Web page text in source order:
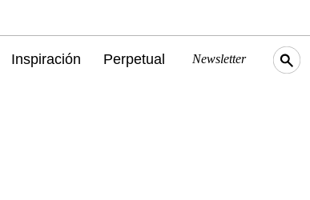
Inspiración Perpetual Newsletter